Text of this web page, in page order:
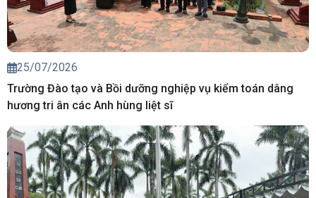
25/07/2026
Trường Đào tạo và Bồi dưỡng nghiệp vụ kiểm toán dâng
hương tri ân các Anh hùng liệt sĩ